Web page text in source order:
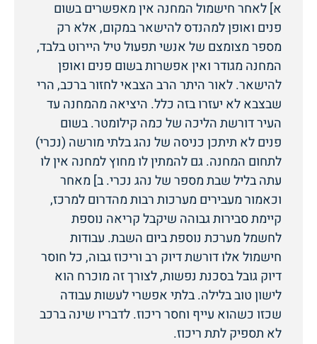
א] לאחר חישמול המחנה אין מאפשרים בשום
פנים ואופן למהנדס להישאר במקום, אלא רק
מספר מצומצם של אנשי תפעול טיל היירוט בלבד,
המחנה מגודר ואין אפשרות בשום פנים ואופן
להישאר. לאור היתר הרב הצבאי לחזור ברכב, הרי
שבצבא לא יעזרו בזה כלל. היציאה מהמחנה עד
העיר דורשת הליכה של כמה קילומטר. בשום
פנים לא תיתכן כניסה של נהג בלתי מורשה (נכרי)
לתחום המחנה. גם להמתין לו מחוץ למחנה אין לו
עתה בליל שבת מספר של נהג נכרי. ב] מאחר
וכאמור מעבירים מערכות רבות מהדרום למרכז,
קיימת סבירות גבוהה שיקבל קריאה נוספת
לחשמל מערכת נוספת ביום השבת. עבודות
חישמול אלו דורשת דיוק רב וריכוז גבוה, כל חוסר
דיוק גובל בסכנת נפשות, לצורך זה מוכרח הוא
לישון טוב בלילה. בלתי אפשרי לעשות עבודה
שכזו כשהוא עייף וחסר ריכוז. לדבריו שינה ברכב
לא תספיק לתת ריכוז.